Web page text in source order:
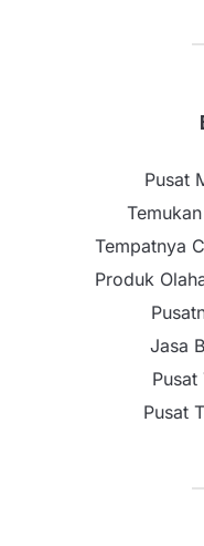
Pusat
Tempatnya
Produk
Jasa
Pusat